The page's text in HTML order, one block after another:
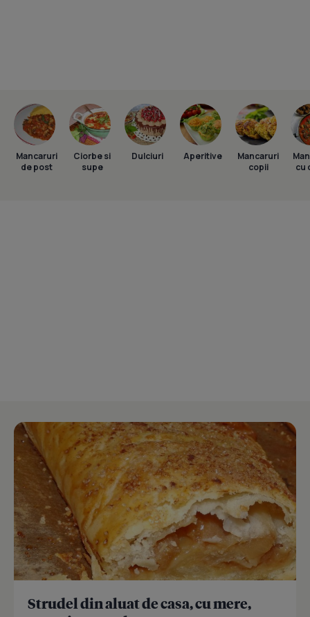
Mancaruri
de post
Ciorbe si
supe
Dulciuri Aperitive
Mancaruri
copii
cu
Strudel din aluat de casa, cu mere,